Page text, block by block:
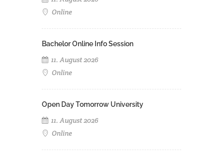
Online
Bachelor Online Info Session
11. August 2026
Online
Open Day Tomorrow University
11. August 2026
Online